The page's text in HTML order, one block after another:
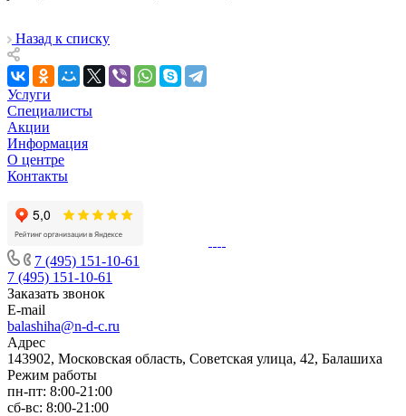
Назад к списку
Услуги
Специалисты
Акции
Информация
О центре
Контакты
7 (495) 151-10-61
7 (495) 151-10-61
Заказать звонок
E-mail
balashiha@n-d-c.ru
Адрес
143902, Московская область, Советская улица, 42, Балашиха
Режим работы
пн-пт: 8:00-21:00
сб-вс: 8:00-21:00